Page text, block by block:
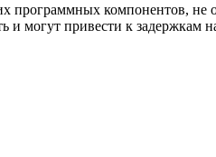
компонентов,
и могут привести к задержкам